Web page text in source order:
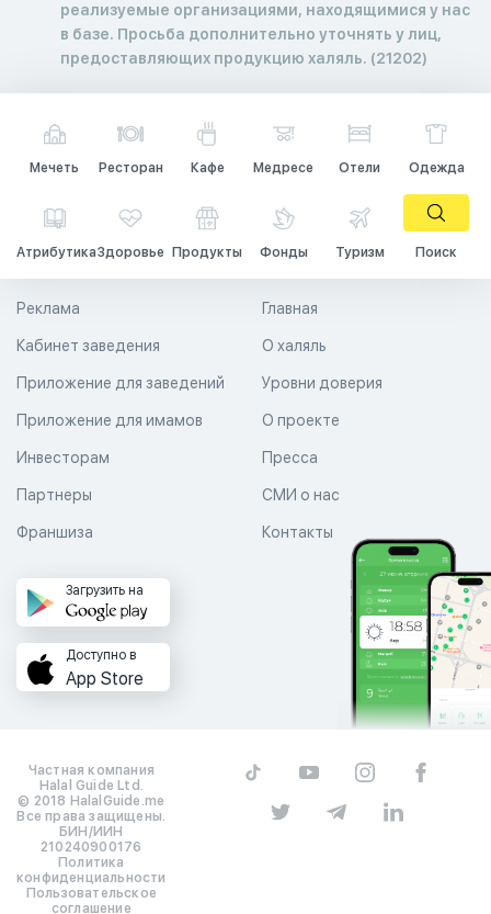
реализуемые организациями, находящимися у нас
в базе. Просьба дополнительно уточнять у лиц,
предоставляющих продукцию халяль. (21202)
Мечеть Ресторан Кафе Медресе Отели Одежда
АтрибутикаЗдоровье Продукты Фонды Туризм Поиск
Главная
О халяль
Уровни доверия
Реклама
Кабинет заведения
Приложение для заведений
Приложение для имамов О проекте
Пресса
СМИ о нас
Контакты
Инвесторам
Партнеры
Франшиза
Загрузить на
Доступно в
App Store
Частная компания
Halal Guide Ltd.
© 2018 HalalGuide.me
Все права защищены.
БИН/ИИН
210240900176
Политика
конфиденциальности
Пользовательское
соглашение